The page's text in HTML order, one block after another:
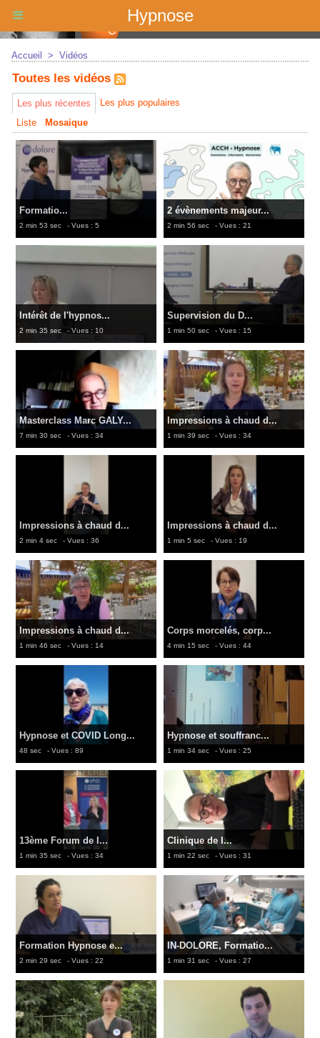
Hypnose
Accueil > Vidéos
Toutes les vidéos
Les plus récentes
Les plus populaires
Liste
Mosaique
Formatio...
2 min 53 sec - Vues : 5
2 évènements majeur...
2 min 56 sec - Vues : 21
Intérêt de l'hypnos...
2 min 35 sec - Vues : 10
Supervision du D...
1 min 50 sec - Vues : 15
Masterclass Marc GALY...
7 min 30 sec - Vues : 34
Impressions à chaud d...
1 min 39 sec - Vues : 34
Impressions à chaud d...
2 min 4 sec - Vues : 36
Impressions à chaud d...
1 min 5 sec - Vues : 19
Impressions à chaud d...
1 min 46 sec - Vues : 14
Corps morcelés, corp...
4 min 15 sec - Vues : 44
Hypnose et COVID Long...
48 sec - Vues : 89
Hypnose et souffranc...
1 min 34 sec - Vues : 25
13ème Forum de l...
1 min 35 sec - Vues : 34
Clinique de l...
1 min 22 sec - Vues : 31
Formation Hypnose e...
2 min 29 sec - Vues : 22
IN-DOLORE, Formatio...
1 min 31 sec - Vues : 27